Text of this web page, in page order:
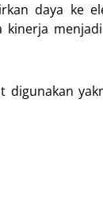
daya ke